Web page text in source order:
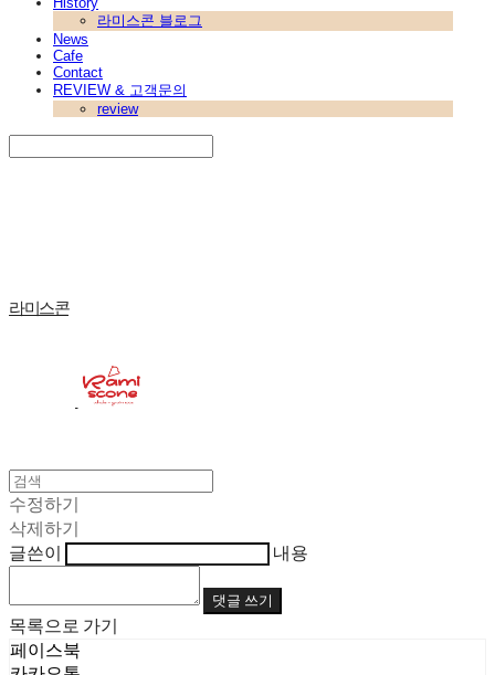
라미스콘 블로그
News
Cafe
Contact
REVIEW & 고객문의
review
라미스콘
수정하기
삭제하기
글쓴이
내용
댓글 쓰기
목록으로 가기
페이스북